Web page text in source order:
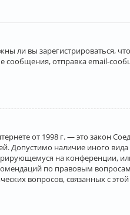
ли вы зарегистрироваться,
отправка email-
от 1998 г. — это закон
Допустимо наличие иного
на конференции,
по правовым
вопросов, связанных с